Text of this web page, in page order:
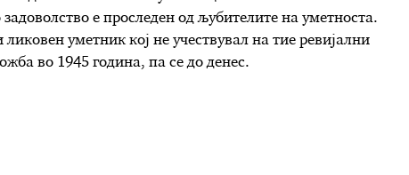
е проследен од љубителите на уметноста.
уметник кој не учествувал на тие ревијални
во 1945 година, па се до денес.